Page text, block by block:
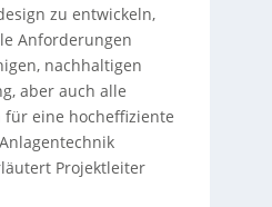
zu entwickeln,
Anforderungen
nachhaltigen
aber auch alle
für eine hocheffiziente
Projektleiter